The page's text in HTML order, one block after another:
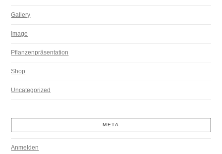
Gallery
Image
Pflanzenpräsentation
Shop
Uncategorized
META
Anmelden